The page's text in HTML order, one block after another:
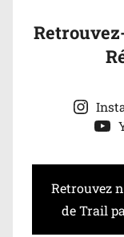
Retrouvez
de Trail